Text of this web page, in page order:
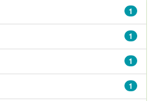
1
1
1
1